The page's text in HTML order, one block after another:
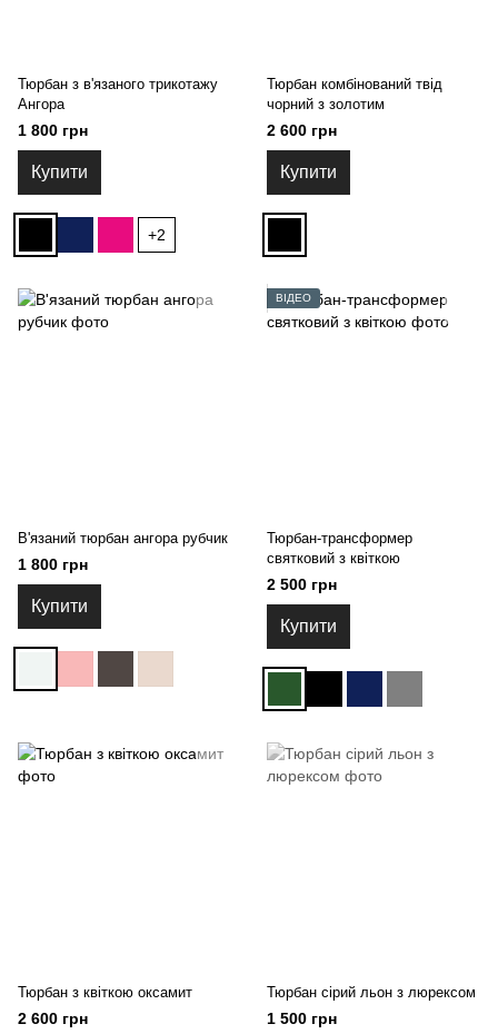
Тюрбан з в'язаного трикотажу
Ангора
1 800 грн
Купити
+2
Тюрбан комбінований твід
чорний з золотим
2 600 грн
Купити
В'язаний тюрбан ангора рубчик
1 800 грн
Купити
ВІДЕО
Тюрбан-трансформер
святковий з квіткою
2 500 грн
Купити
Тюрбан з квіткою оксамит
2 600 грн
Тюрбан сірий льон з люрексом
1 500 грн